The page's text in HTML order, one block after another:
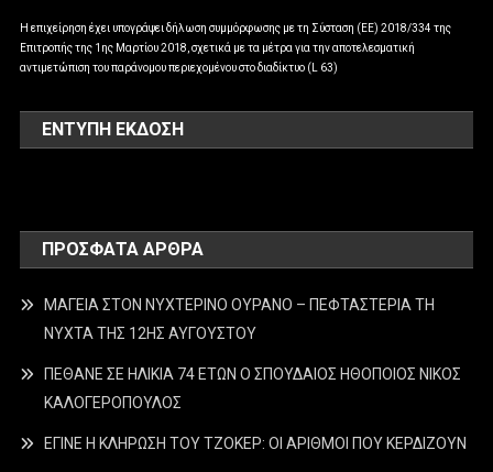
Η επιχείρηση έχει υπογράψει δήλωση συμμόρφωσης με τη Σύσταση (ΕΕ) 2018/334 της
Επιτροπής της 1ης Μαρτίου 2018, σχετικά με τα μέτρα για την αποτελεσματική
αντιμετώπιση του παράνομου περιεχομένου στο διαδίκτυο (L 63)
ΕΝΤΥΠΗ ΕΚΔΟΣΗ
ΠΡΌΣΦΑΤΑ ΆΡΘΡΑ
ΜΑΓΕΙΑ ΣΤΟΝ ΝΥΧΤΕΡΙΝΟ ΟΥΡΑΝΟ – ΠΕΦΤΑΣΤΕΡΙΑ ΤΗ
ΝΥΧΤΑ ΤΗΣ 12ΗΣ ΑΥΓΟΥΣΤΟΥ
ΠΕΘΑΝΕ ΣΕ ΗΛΙΚΙΑ 74 ΕΤΩΝ Ο ΣΠΟΥΔΑΙΟΣ ΗΘΟΠΟΙΟΣ ΝΙΚΟΣ
ΚΑΛΟΓΕΡΟΠΟΥΛΟΣ
ΕΓΙΝΕ Η ΚΛΗΡΩΣΗ ΤΟΥ ΤΖΟΚΕΡ: ΟΙ ΑΡΙΘΜΟΙ ΠΟΥ ΚΕΡΔΙΖΟΥΝ